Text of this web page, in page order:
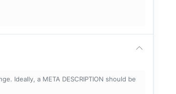
Ideally, a META DESCRIPTION should be